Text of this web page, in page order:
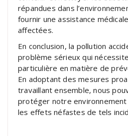
répandues dans
fournir une assistance
affectées.
En conclusion, la pollution
problème sérieux qui
particulière en matière de
En adoptant des mesures
travaillant ensemble, nous
protéger notre
les effets néfastes de tels